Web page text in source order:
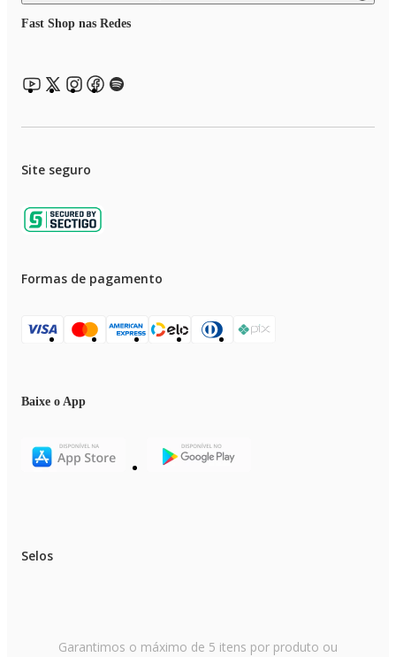
Fast Shop nas Redes
Site seguro
Formas de pagamento
Baixe o App
Selos
Garantimos o máximo de 5 itens por produto ou